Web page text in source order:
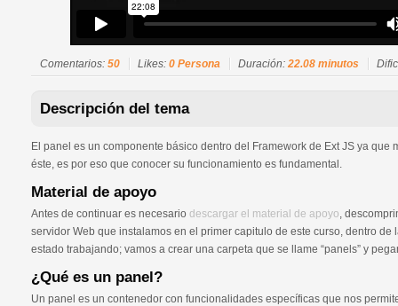
Comentarios: 50 Likes: 0 Persona Duración: 22.08 minutos
Descripción del tema
El panel es un componente básico dentro del Framework de Ext JS ya que
éste, es por eso que conocer su funcionamiento es fundamental.
Material de apoyo
Antes de continuar es necesario descargar el material de apoyo,
servidor Web que instalamos en el primer capitulo de este curso, dentro de
estado trabajando; vamos a crear una carpeta que se llame “panels” y
¿Qué es un panel?
Un panel es un contenedor con funcionalidades específicas que nos